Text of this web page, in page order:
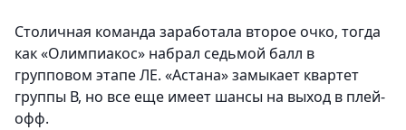
Столичная команда заработала второе очко, тогда
как «Олимпиакос» набрал седьмой балл в
групповом этапе ЛЕ. «Астана» замыкает квартет
группы В, но все еще имеет шансы на выход в плей-
офф.